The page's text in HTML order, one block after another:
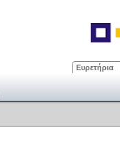
Ευρετήρια